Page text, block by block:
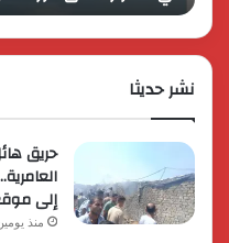
وتُطلق
عروضاً
ترويجية
حصرية
نشر حديثا
حريق
إلى
منذ